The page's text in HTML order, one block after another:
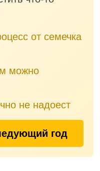
от семечка
можно
не надоест
год